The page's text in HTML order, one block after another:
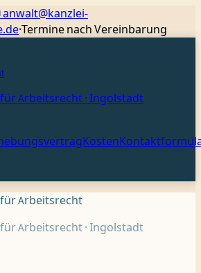
anwalt@kanzlei-
·Termine nach Vereinbarung
Arbeitsrecht · Ingolstadt
Kosten
Arbeitsrecht
Arbeitsrecht · Ingolstadt